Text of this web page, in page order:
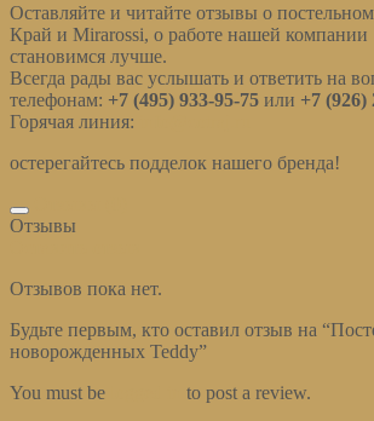
Оставляйте и читайте отзывы о
Край и Mirarossi, о работе нашей
становимся лучше.
Всегда рады вас услышать и ответить на
телефонам: +7 (495) 933-95-75 или +7 (926)
Горячая линия:
остерегайтесь подделок нашего бренда!
Отзывы
Отзывов пока нет.
Будьте первым, кто оставил отзыв на
новорожденных Teddy”
You must be
to post a review.